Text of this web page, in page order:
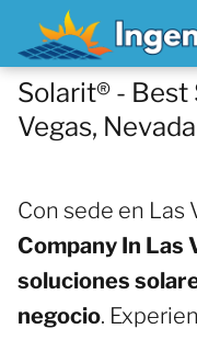
Solarit® - Best
Vegas,
Con sede en Las
Company In Las
soluciones
negocio.